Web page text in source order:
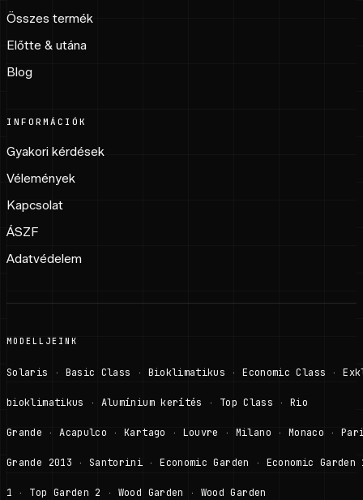
Összes termék
Előtte & utána
Blog
INFORMÁCIÓK
Gyakori kérdések
Vélemények
Kapcsolat
ÁSZF
Adatvédelem
MODELLJEINK
Solaris · Basic Class · Bioklimatikus · Economic Class ·
bioklimatikus · Alumínium kerítés · Top Class · Rio
Grande · Acapulco · Kartago · Louvre · Milano · Monaco ·
Grande 2013 · Santorini · Economic Garden · Economic Garden
1 · Top Garden 2 · Wood Garden · Wood Garden